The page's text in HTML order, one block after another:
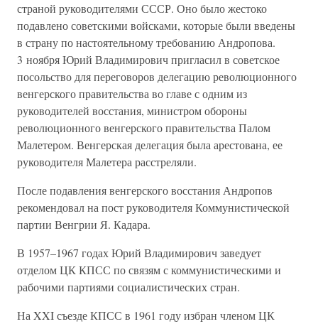
страной руководителями СССР. Оно было жестоко
подавлено советскими войсками, которые были введены
в страну по настоятельному требованию Андропова.
3 ноября Юрий Владимирович пригласил в советское
посольство для переговоров делегацию революционного
венгерского правительства во главе с одним из
руководителей восстания, министром обороны
революционного венгерского правительства Палом
Малетером. Венгерская делегация была арестована, ее
руководителя Малетера расстреляли.
После подавления венгерского восстания Андропов
рекомендовал на пост руководителя Коммунистической
партии Венгрии Я. Кадара.
В 1957–1967 годах Юрий Владимирович заведует
отделом ЦК КПСС по связям с коммунистическими и
рабочими партиями социалистических стран.
На XXI съезде КПСС в 1961 году избран членом ЦК